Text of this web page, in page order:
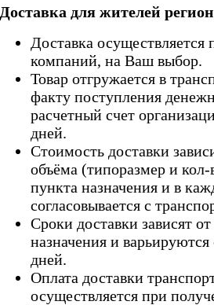
Доставка для жителей
Доставка
компаний, на Ваш выбор.
Товар отгружается в
факту поступления
расчетный счет
дней.
Стоимость доставки
объёма (типоразмер и кол-
пункта назначения и в
согласовывается с
Сроки доставки зависят
назначения и
дней.
Оплата доставки
осуществляется при